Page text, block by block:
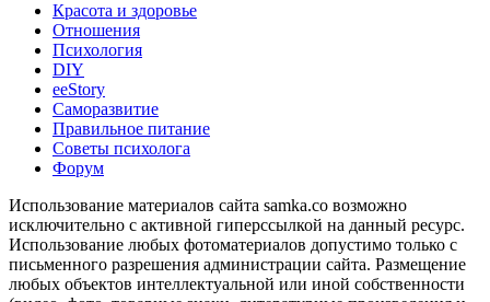
Красота и здоровье
Отношения
Психология
DIY
ееStory
Саморазвитие
Правильное питание
Советы психолога
Форум
Использование материалов сайта samka.co возможно
исключительно с активной гиперссылкой на данный ресурс.
Использование любых фотоматериалов допустимо только с
письменного разрешения администрации сайта. Размещение
любых объектов интеллектуальной или иной собственности